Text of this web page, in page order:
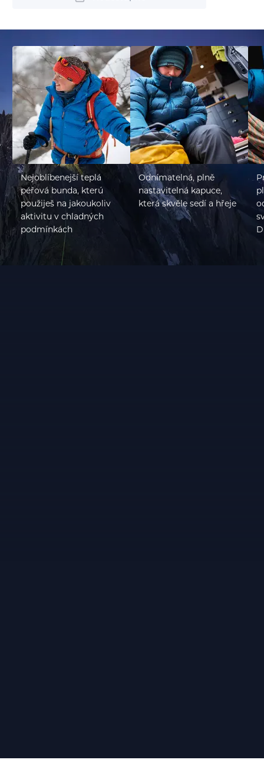
Nejoblíbenejší teplá
péřová bunda, kterú
použiješ na jakoukoliv
aktivitu v chladných
podmínkách
Odnímatelná, plně
nastavitelná kapuce,
která skvěle sedí a hřeje